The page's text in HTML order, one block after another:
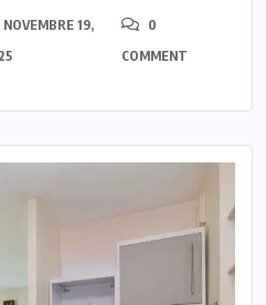
NOVEMBRE 19,
0
COMMENT